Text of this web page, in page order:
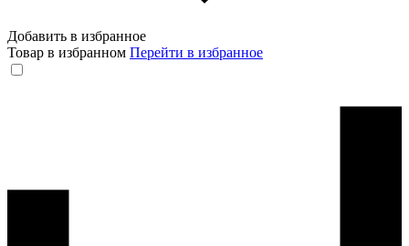
Добавить в избранное
Товар в избранном Перейти в избранное